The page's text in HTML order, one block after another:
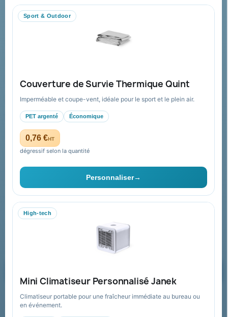
Sport & Outdoor
Couverture de Survie Thermique Quint
Imperméable et coupe-vent, idéale pour le sport et le plein air.
PET argenté Économique
0,76 €HT
dégressif selon la quantité
Personnaliser→
High-tech
Mini Climatiseur Personnalisé Janek
Climatiseur portable pour une fraîcheur immédiate au bureau ou
en événement.
FAQ sur Promenoch Goodies Pub France
Conditions de retour
Paiement sécurisé
Plan du site
Contact & devis
06 09 53 17 41
WhatsApp
equipe@promenoch-goodies.com
Recevez nos offres spéciales